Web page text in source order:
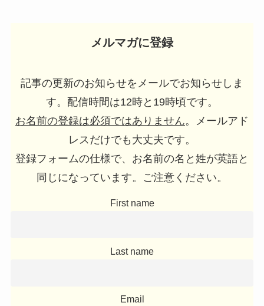
メルマガに登録
記事の更新のお知らせをメールでお知らせしま
す。配信時間は12時と19時頃です。
お名前の登録は必須ではありません。メールアド
レスだけでも大丈夫です。
登録フォームの仕様で、お名前の名と姓が英語と
同じになっています。ご注意ください。
First name
Last name
Email